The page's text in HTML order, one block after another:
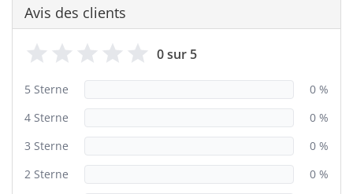
Avis des clients
0 sur 5
5 Sterne
0 %
4 Sterne
0 %
3 Sterne
0 %
2 Sterne
0 %